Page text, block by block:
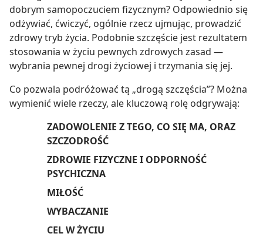
dobrym samopoczuciem fizycznym? Odpowiednio się
odżywiać, ćwiczyć, ogólnie rzecz ujmując, prowadzić
zdrowy tryb życia. Podobnie szczęście jest rezultatem
stosowania w życiu pewnych zdrowych zasad —
wybrania pewnej drogi życiowej i trzymania się jej.
Co pozwala podróżować tą „drogą szczęścia”? Można
wymienić wiele rzeczy, ale kluczową rolę odgrywają:
ZADOWOLENIE Z TEGO, CO SIĘ MA, ORAZ
SZCZODROŚĆ
ZDROWIE FIZYCZNE I ODPORNOŚĆ
PSYCHICZNA
MIŁOŚĆ
WYBACZANIE
CEL W ŻYCIU